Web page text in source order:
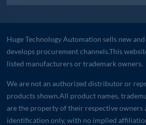
Huge Technology Automation sells new
develops procurement channels.This
listed manufacturers or trademark owners.
We are not an authorized distributor or
products shown.All product names,
are the property of their respective owners
identification only, with no implied